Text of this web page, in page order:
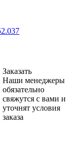
Заказать
Наши менеджеры
обязательно
свяжутся с вами и
уточнят условия
заказа